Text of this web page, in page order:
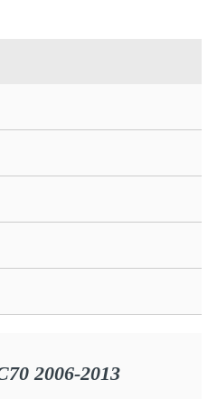
2006-2013